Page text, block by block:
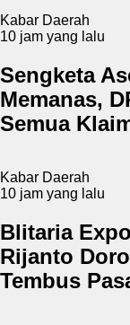
Kabar Daerah
10 jam yang lalu
Sengketa
Memanas,
Semua
Kabar Daerah
10 jam yang lalu
Blitaria
Rijanto
Tembus